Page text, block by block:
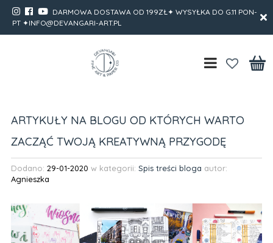
DARMOWA DOSTAWA OD 199ZŁ✦ WYSYŁKA DO G.11 PON-
PT ✦INFO@DEVANGARI-ART.PL
ARTYKUŁY NA BLOGU OD KTÓRYCH WARTO
ZACZĄĆ TWOJĄ KREATYWNĄ PRZYGODĘ
Dodano: 29-01-2020 w kategorii: Spis treści bloga autor:
Agnieszka